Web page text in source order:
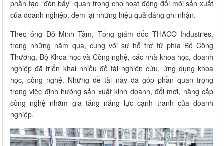
phần tạo “đòn bẩy” quan trọng cho hoạt động đổi mới sản xuất
của doanh nghiệp, đem lại những hiệu quả đáng ghi nhận.
Theo ông Đỗ Minh Tâm, Tổng giám đốc THACO Industries,
trong những năm qua, cùng với sự hỗ trợ từ phía Bộ Công
Thương, Bộ Khoa học và Công nghệ, các nhà khoa học, doanh
nghiệp đã triển khai nhiều đề tài nghiên cứu, ứng dụng khoa
học, công nghệ. Những đề tài này đã góp phần quan trọng
trong việc định hướng sản xuất kinh doanh, đổi mới, nâng cấp
công nghệ nhằm gia tăng năng lực cạnh tranh của doanh
nghiệp.